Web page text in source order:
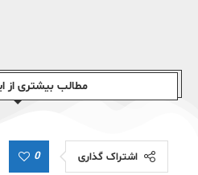
مطالب بیشتری از
اشتراک گذاری 0